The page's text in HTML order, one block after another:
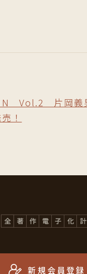
N Vol.2 片岡義
！
新規会員登録